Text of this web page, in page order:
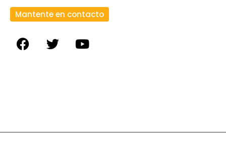
Mantente en contacto